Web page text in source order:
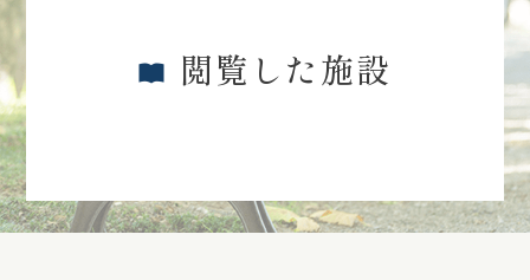
閲覧した施設